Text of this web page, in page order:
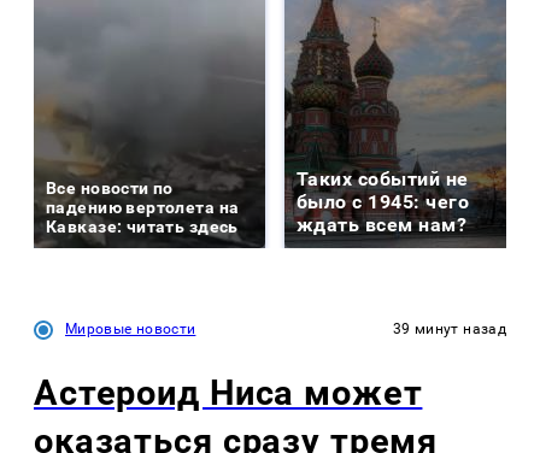
Все новости по
падению вертолета на
Кавказе: читать здесь
Таких событий не
было с 1945: чего
ждать всем нам?
Мировые новости 39 минут назад
Астероид Ниса может
оказаться сразу тремя